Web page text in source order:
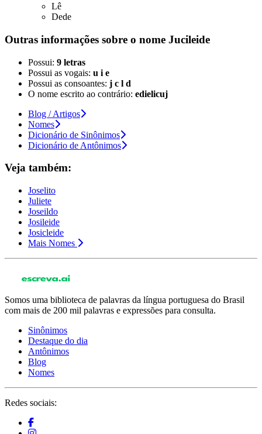
Lê
Dede
Outras informações sobre o nome Jucileide
Possui: 9 letras
Possui as vogais: u i e
Possui as consoantes: j c l d
O nome escrito ao contrário: edielicuj
Blog / Artigos
Nomes
Dicionário de Sinônimos
Dicionário de Antônimos
Veja também:
Joselito
Juliete
Joseildo
Josileide
Josicleide
Mais Nomes
Somos uma biblioteca de palavras da língua portuguesa do Brasil
com mais de 200 mil palavras e expressões para consulta.
Sinônimos
Destaque do dia
Antônimos
Blog
Nomes
Redes sociais: